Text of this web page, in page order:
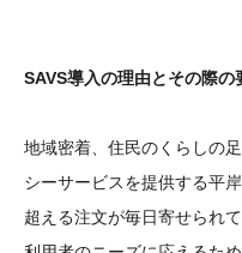
SAVS導入の理由とその際の
地域密着、住民のくらしの
シーサービスを提供する平
超える注文が毎日寄せられて